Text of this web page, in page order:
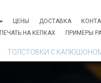
ТОЛСТОВКИ С
ЦЕНЫ ДОСТАВКА
ПЕЧАТЬ НА КЕПКАХ ПРИМЕРЫ